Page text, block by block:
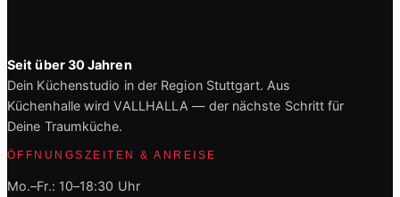
Seit über 30 Jahren
Dein Küchenstudio in der Region Stuttgart. Aus
Küchenhalle wird VALLHALLA — der nächste Schritt für
Deine Traumküche.
ÖFFNUNGSZEITEN & ANREISE
Mo.–Fr.: 10–18:30 Uhr